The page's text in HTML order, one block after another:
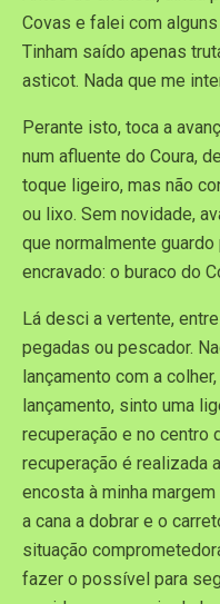
Covas e falei com
Tinham saído apenas
asticot. Nada que me
Perante isto, toca a
num afluente do Coura,
toque ligeiro, mas não
ou lixo. Sem novidade,
que normalmente
encravado: o buraco do
Lá desci a vertente,
pegadas ou pescador.
lançamento com a
lançamento, sinto uma
recuperação e no centro
recuperação é realizada
encosta à minha
a cana a dobrar e o
situação
fazer o possível para